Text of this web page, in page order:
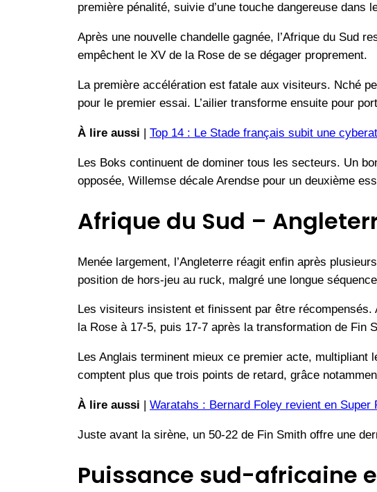
première pénalité, suivie d’une touche dangereuse dans
Après une nouvelle chandelle gagnée, l’Afrique du Sud
empêchent le XV de la Rose de se dégager proprement.
La première accélération est fatale aux visiteurs. Nché
pour le premier essai. L’ailier transforme ensuite pour
À lire aussi | Top 14 : Le Stade français subit une
Les Boks continuent de dominer tous les secteurs. Un
opposée, Willemse décale Arendse pour un deuxième
Afrique du Sud –
Menée largement, l’Angleterre réagit enfin après
position de hors-jeu au ruck, malgré une longue
Les visiteurs insistent et finissent par être
la Rose à 17-5, puis 17-7 après la transformation de Fin
Les Anglais terminent mieux ce premier acte,
comptent plus que trois points de retard, grâce
À lire aussi | Waratahs : Bernard Foley revient en
Juste avant la sirène, un 50-22 de Fin Smith offre une
Puissance sud-africaine